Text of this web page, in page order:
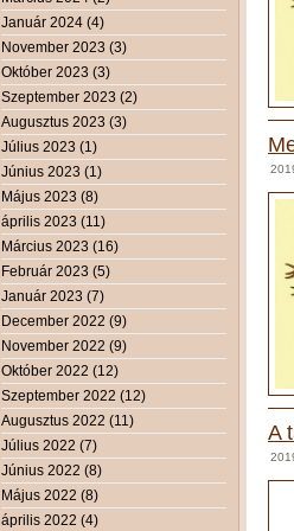
Január 2024 (4)
November 2023 (3)
Október 2023 (3)
Szeptember 2023 (2)
Augusztus 2023 (3)
Július 2023 (1)
Június 2023 (1)
Május 2023 (8)
április 2023 (11)
Március 2023 (16)
Február 2023 (5)
Január 2023 (7)
December 2022 (9)
November 2022 (9)
Október 2022 (12)
Szeptember 2022 (12)
Augusztus 2022 (11)
Július 2022 (7)
Június 2022 (8)
Május 2022 (8)
április 2022 (4)
A